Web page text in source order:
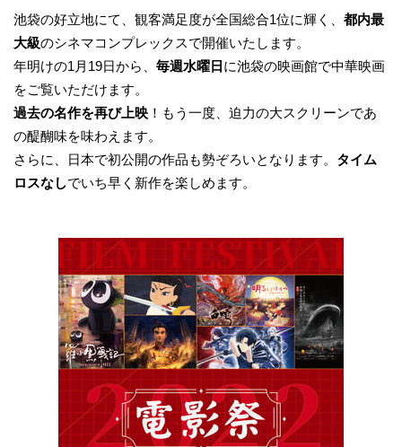
池袋の好立地にて、観客満足度が全国総合1位に輝く、 都内最
大級のシネマコンプレックスで開催いたします。
年明けの1月19日から、 毎週水曜日 に池袋の映画館で中華映画
をご覧いただけます。
過去の名作を再び上映 ！もう一度、迫力の大スクリーンであ
の醍醐味を味わえます。
さらに、日本で初公開の作品も勢ぞろいとなります。 タイム
ロスなしでいち早く新作を楽しめます。